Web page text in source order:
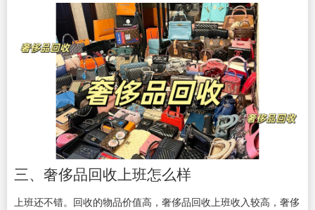
三、奢侈品回收上班怎么样
上班还不错。回收的物品价值高，奢侈品回收上班收入较高，奢侈